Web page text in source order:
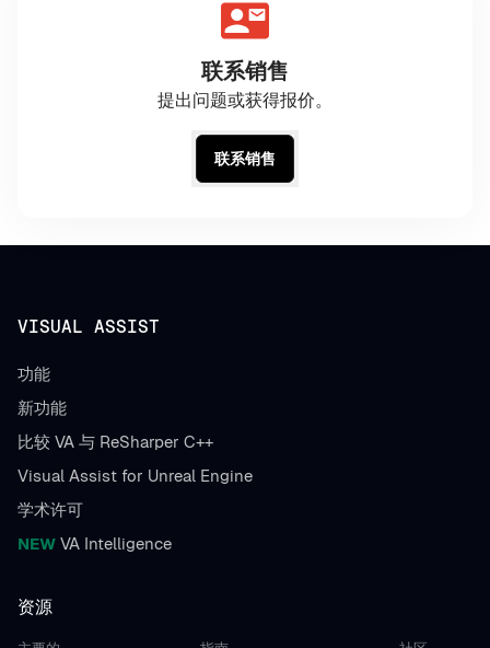
联系销售
提出问题或获得报价。
联系销售
VISUAL ASSIST
功能
新功能
比较 VA 与 ReSharper C++
Visual Assist for Unreal Engine
学术许可
NEW VA Intelligence
资源